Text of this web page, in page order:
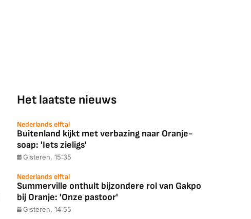
Het laatste nieuws
Nederlands elftal
Buitenland kijkt met verbazing naar Oranje-
soap: 'Iets zieligs'
Gisteren, 15:35
Nederlands elftal
Summerville onthult bijzondere rol van Gakpo
bij Oranje: 'Onze pastoor'
Gisteren, 14:55